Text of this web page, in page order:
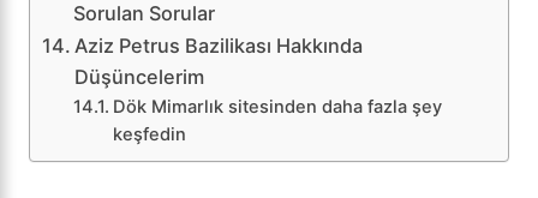
Sorulan Sorular
Aziz Petrus Bazilikası Hakkında
Düşüncelerim
Dök Mimarlık sitesinden daha fazla şey
keşfedin